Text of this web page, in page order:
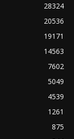
28324
20536
19171
14563
7602
5049
4539
1261
875